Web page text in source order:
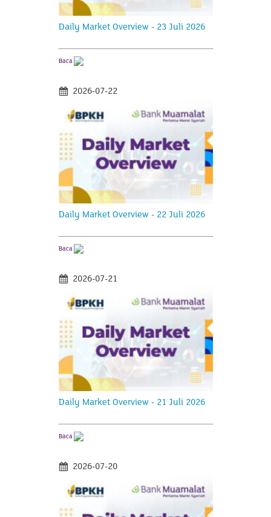
Daily Market Overview - 23 Juli 2026
Baca
2026-07-22
Daily Market Overview - 22 Juli 2026
Baca
2026-07-21
Daily Market Overview - 21 Juli 2026
Baca
2026-07-20